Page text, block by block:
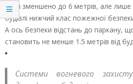
бути зменшено до 6 метрів, але лише
будівлі нижчий клас пожежної
А ось безпеки відстань до паркану,
становить не менше 1.5 метрів від
Системи вогневого